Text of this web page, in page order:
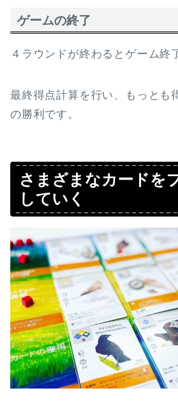
ゲームの終了
４ラウンドが終わるとゲーム終
最終得点計算を行い、もっとも
の勝利です。
さまざまなカードを
していく